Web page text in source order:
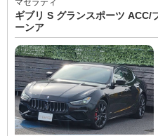
マセラティ
ギブリ S グランスポーツ ACC/
ーンア